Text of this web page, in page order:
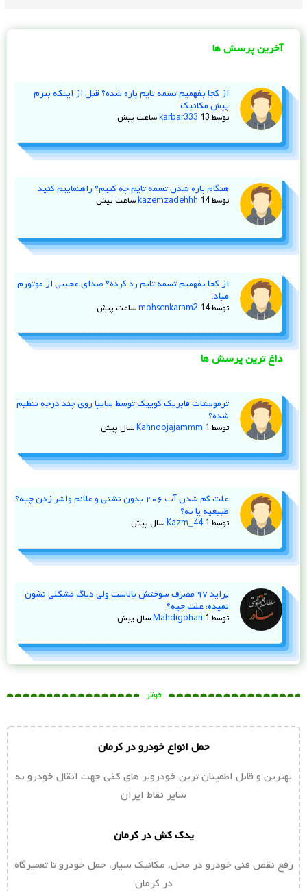
آخرین پرسش ها
از کجا بفهمیم تسمه تایم پاره شده؟ قبل از اینکه ببرم
پیش مکانیک
توسط karbar333 13 ساعت پیش
هنگام پاره شدن تسمه تایم چه کنیم؟ راهنماییم کنید
توسط kazemzadehhh 14 ساعت پیش
از کجا بفهمیم تسمه تایم رد کرده؟ صدای عجیبی از موتورم
میاد!
توسط mohsenkaram2 14 ساعت پیش
داغ ترین پرسش ها
ترموستات فابریک کوییک توسط سایپا روی چند درجه تنظیم
شده؟
توسط Kahnoojajammm 1 سال پیش
علت کم شدن آب ۲۰۶ بدون نشتی و علائم واشر زدن چیه؟
طبیعیه یا نه؟
توسط Kazm_44 1 سال پیش
پراید ۹۷ مصرف سوختش بالاست ولی دیاگ مشکلی نشون
نمیده؛ علت چیه؟
توسط Mahdigohari 1 سال پیش
فوتر
حمل انواع خودرو در کرمان
بهترین و قابل اطمینان ترین خودروبر های کفی جهت انقال خودرو به
سایر نقاط ایران
یدک کش در کرمان
رفع نقص فنی خودرو در محل، مکانیک سیار، حمل خودرو تا تعمیرگاه
در کرمان